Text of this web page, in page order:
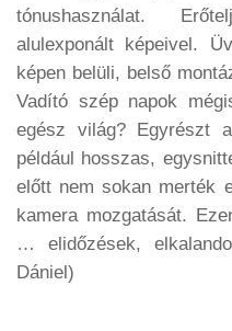
tónushasználat.
alulexponált képeivel.
képen belüli, belső
Vadító szép napok
egész világ? Egyrészt
például hosszas,
előtt nem sokan merték
kamera mozgatását.
… elidőzések,
Dániel)